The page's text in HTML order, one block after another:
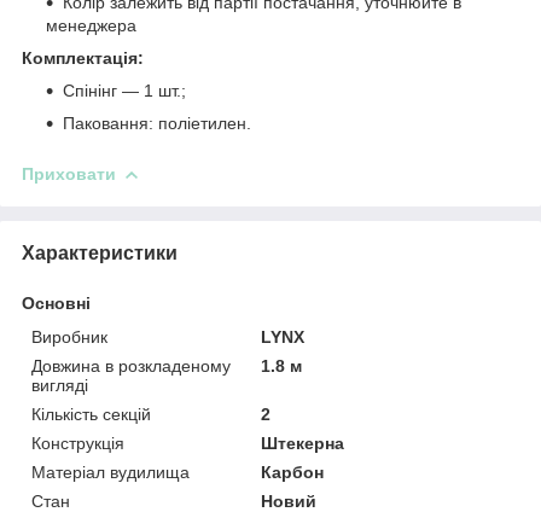
менеджера
Комплектація:
Спінінг — 1 шт.;
Паковання: поліетилен.
Приховати
Характеристики
Основні
Виробник
LYNX
Довжина в розкладеному
вигляді
1.8 м
Кількість секцій
2
Конструкція
Штекерна
Матеріал вудилища
Карбон
Стан
Новий